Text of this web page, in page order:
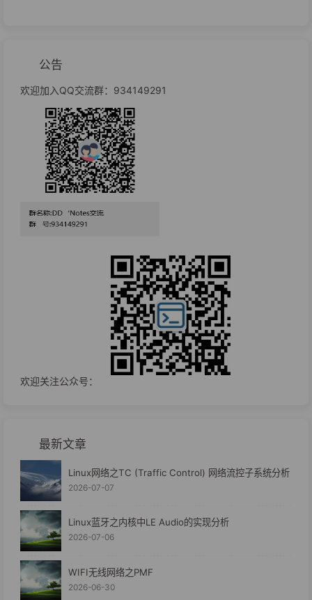
公告
欢迎加入QQ交流群：934149291
欢迎关注公众号：
最新文章
Linux网络之TC (Traffic Control) 网络流控子系统分析
2026-07-07
Linux蓝牙之内核中LE Audio的实现分析
2026-07-06
WIFI无线网络之PMF
2026-06-30